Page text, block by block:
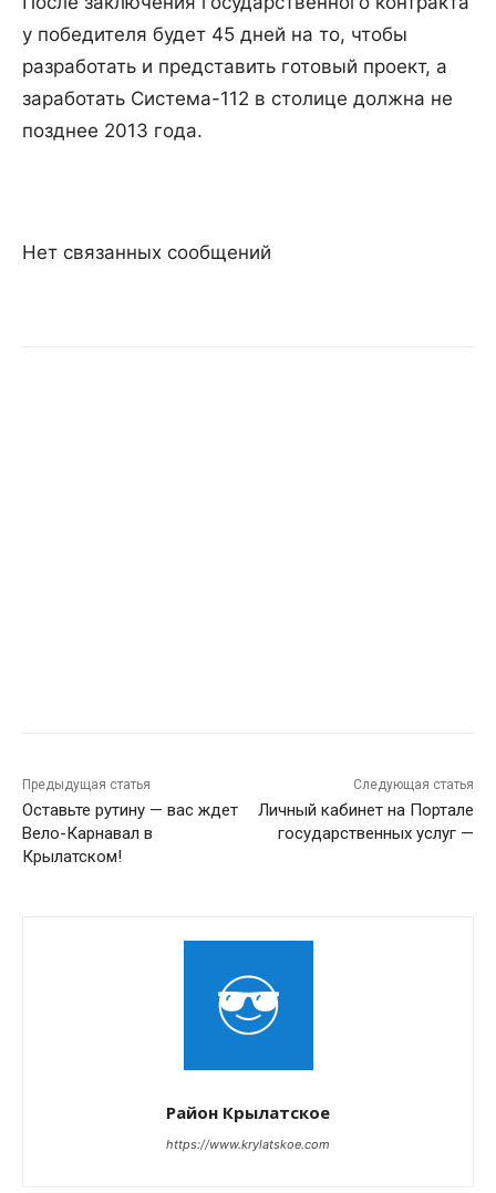
у победителя будет 45 дней на то, чтобы
разработать и представить готовый проект, а
заработать Система-112 в столице должна не
позднее 2013 года.
Нет связанных сообщений
Предыдущая статья
Оставьте рутину — вас ждет
Вело-Карнавал в
Крылатском!
Следующая статья
Личный кабинет на Портале
государственных услуг —
Район Крылатское
https://www.krylatskoe.com